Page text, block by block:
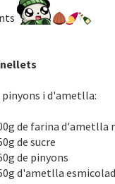
pinyons i d'ametlla:
de farina d'ametlla
de sucre
de pinyons
d'ametlla